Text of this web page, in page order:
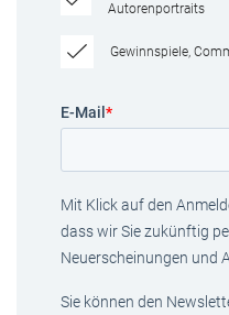
Autorenportraits
Gewinnspiele,
E-Mail *
Mit Klick auf den
dass wir Sie zukünftig
Neuerscheinungen und
Sie können den